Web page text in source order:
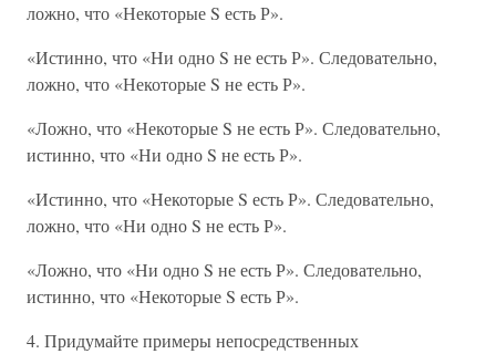
ложно, что «Некоторые S есть Р».
«Истинно, что «Ни одно S не есть Р». Следовательно,
ложно, что «Некоторые S не есть Р».
«Ложно, что «Некоторые S не есть Р». Следовательно,
истинно, что «Ни одно S не есть Р».
«Истинно, что «Некоторые S есть Р». Следовательно,
ложно, что «Ни одно S не есть Р».
«Ложно, что «Ни одно S не есть Р». Следовательно,
истинно, что «Некоторые S есть Р».
4. Придумайте примеры непосредственных